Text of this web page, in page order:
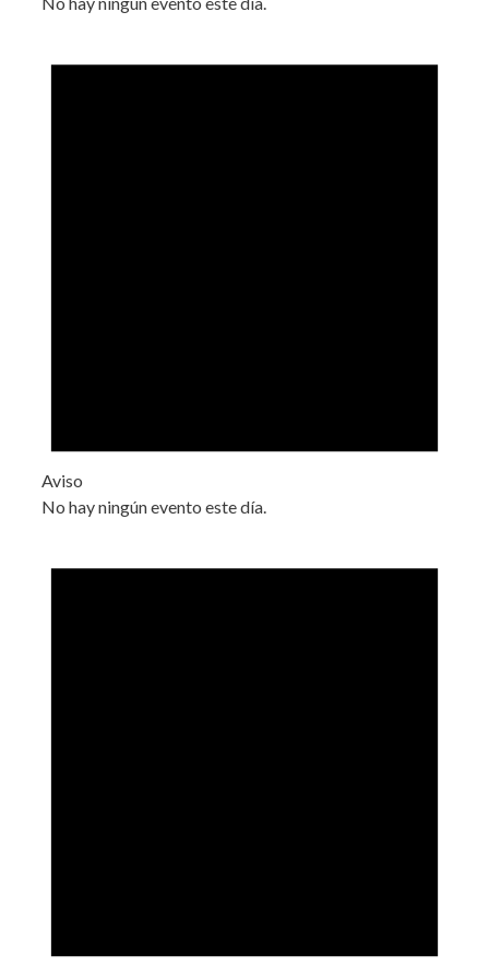
Aviso
No hay ningún evento este día.